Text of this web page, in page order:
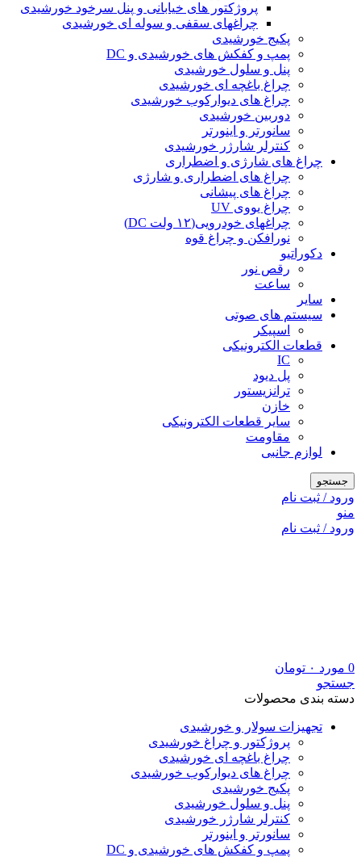
پروژکتور های خیابانی و پنل سرخود خورشیدی
چراغهای سقفی و سوله ای خورشیدی
پکیج خورشیدی
پمپ و کفکش های خورشیدی و DC
پنل و سلول خورشیدی
چراغ باغچه ای خورشیدی
چراغ های دیوارکوب خورشیدی
دوربین خورشیدی
سانورتر و اینورتر
کنترلر شارژر خورشیدی
چراغ های شارژی و اضطراری
چراغ های اضطراری و شارژی
چراغ های پیشانی
چراغ یووی UV
چراغهای خودرویی(۱۲ ولت DC)
نورافکن و چراغ قوه
دکوراتیو
رقص نور
ساعت
سایر
سیستم های صوتی
اسپیکر
قطعات الکترونیکی
IC
پل دیود
ترانزیستور
خازن
سایر قطعات الکترونیکی
مقاومت
لوازم جانبی
جستجو
ورود / ثبت نام
منو
ورود / ثبت نام
0 مورد ۰ تومان
جستجو
دسته بندی محصولات
تجهیزات سولار و خورشیدی
پروژکتور و چراغ خورشیدی
چراغ باغچه ای خورشیدی
چراغ های دیوارکوب خورشیدی
پکیج خورشیدی
پنل و سلول خورشیدی
کنترلر شارژر خورشیدی
سانورتر و اینورتر
پمپ و کفکش های خورشیدی و DC